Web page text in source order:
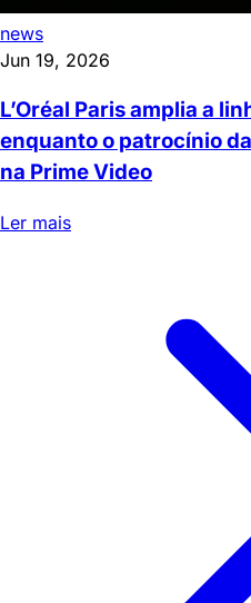
news
Jun 19, 2026
L’Oréal Paris amplia a
enquanto o patrocínio
na Prime Video
Ler mais